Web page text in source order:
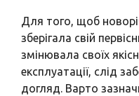
Для того, щоб
зберігала свій
змінювала своїх
експлуатації, слід
догляд. Варто